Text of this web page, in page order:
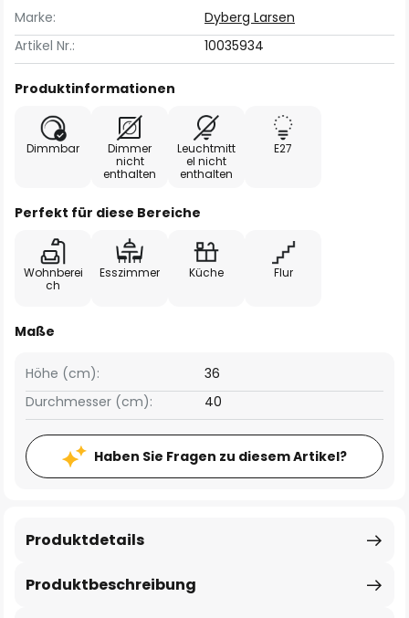
Marke:
Dyberg Larsen
Artikel Nr.:
10035934
Produktinformationen
Dimmbar
Dimmer
nicht
enthalten
Leuchtmitt
el nicht
enthalten
E27
Perfekt für diese Bereiche
Wohnberei
ch
Esszimmer Küche Flur
Maße
Höhe (cm):
36
Durchmesser (cm):
40
Haben Sie Fragen zu diesem Artikel?
Produktbeschreibung
Produktdetails